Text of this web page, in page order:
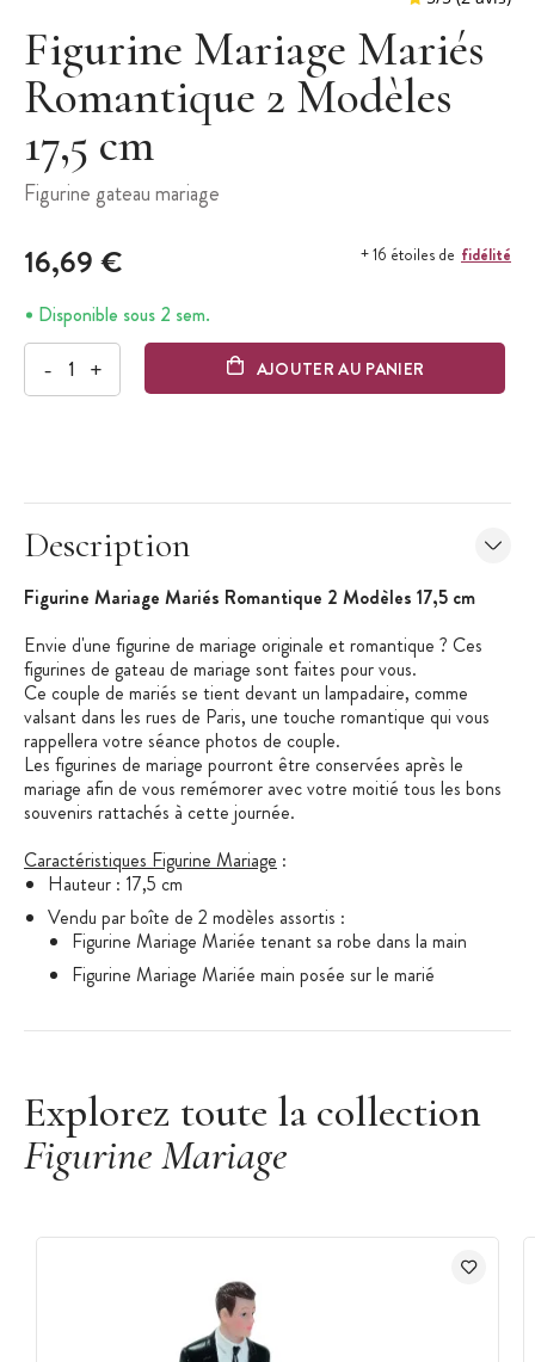
Figurine Mariage Mariés
Romantique 2 Modèles
17,5 cm
Figurine gateau mariage
16,69 € + 16 étoiles de fidélité
Disponible sous 2 sem.
- + AJOUTER AU PANIER
Description
Figurine Mariage Mariés Romantique 2 Modèles 17,5 cm
Envie d'une figurine de mariage originale et romantique ? Ces
figurines de gateau de mariage sont faites pour vous.
Ce couple de mariés se tient devant un lampadaire, comme
valsant dans les rues de Paris, une touche romantique qui vous
rappellera votre séance photos de couple.
Les figurines de mariage pourront être conservées après le
mariage afin de vous remémorer avec votre moitié tous les bons
souvenirs rattachés à cette journée.
Caractéristiques Figurine Mariage :
Hauteur : 17,5 cm
Vendu par boîte de 2 modèles assortis :
Figurine Mariage Mariée tenant sa robe dans la main
Figurine Mariage Mariée main posée sur le marié
Explorez toute la collection
Figurine Mariage